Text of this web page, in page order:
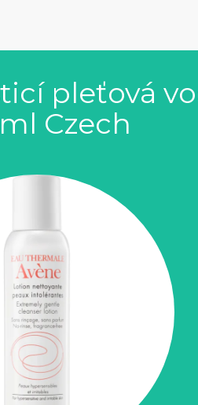
pleťová
Czech